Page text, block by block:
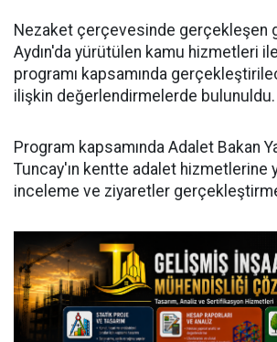
Nezaket çerçevesinde gerçekleşen
Aydın'da yürütülen kamu hizmetleri
programı kapsamında
ilişkin değerlendirmelerde bulunuldu.
Program kapsamında Adalet Bakan
Tuncay'ın kentte adalet hizmetlerine
inceleme ve ziyaretler